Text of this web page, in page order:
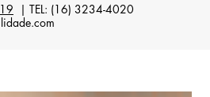
| TEL: (16) 3234-4020